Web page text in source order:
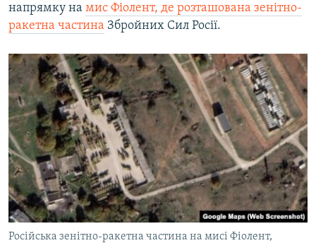
напрямку на мис Фіолент, де розташована зенітно-
ракетна частина Збройних Сил Росії.
Російська зенітно-ракетна частина на мисі Фіолент,